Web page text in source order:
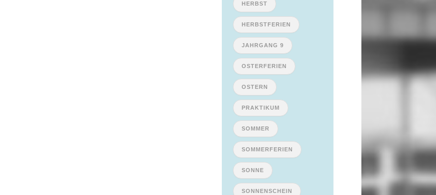
HERBST
HERBSTFERIEN
JAHRGANG 9
OSTERFERIEN
OSTERN
PRAKTIKUM
SOMMER
SOMMERFERIEN
SONNE
SONNENSCHEIN